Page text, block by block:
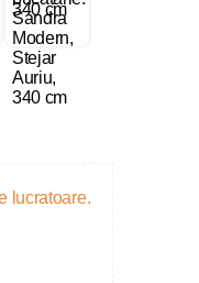
lucratoare.